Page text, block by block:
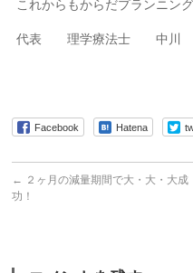
これからもからだプランニン
代表 理学療法士 中川
Facebook Hatena
← ２ヶ月の減量期間で大・大・大成
功！